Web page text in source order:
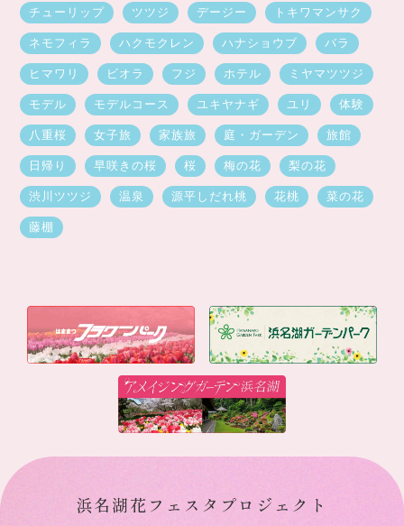
チューリップ ツツジ デージー トキワマンサク
ネモフィラ ハクモクレン ハナショウブ バラ
ヒマワリ ビオラ フジ ホテル ミヤマツツジ
モデル モデルコース ユキヤナギ ユリ 体験
八重桜 女子旅 家族旅 庭・ガーデン 旅館
日帰り 早咲きの桜 桜 梅の花 梨の花
渋川ツツジ 温泉 源平しだれ桃 花桃 菜の花
藤棚
浜名湖花フェスタプロジェクト